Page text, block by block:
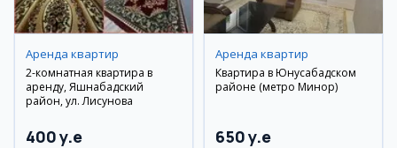
Аренда квартир
2-комнатная квартира в
аренду, Яшнабадский
район, ул. Лисунова
400 y.e
Аренда квартир
Квартира в Юнусабадском
районе (метро Минор)
650 y.e